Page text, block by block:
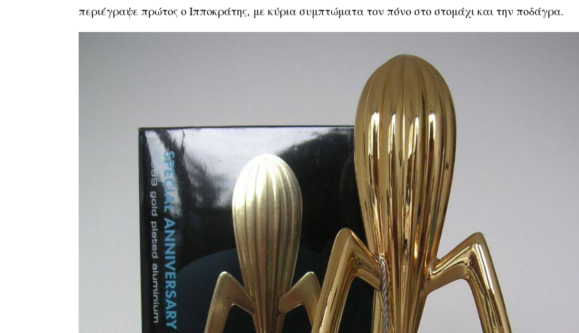
περιέγραψε πρώτος ο Ιπποκράτης, με κύρια συμπτώματα τον πόνο στο στομάχι και την ποδάγρα.